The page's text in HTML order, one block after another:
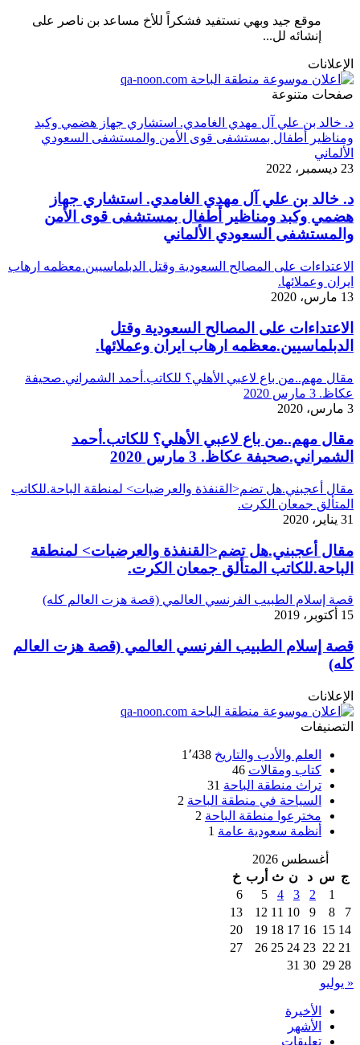
موقع جيد وبهي نستفيد فشكراً للأخ مساعد بن ناصر على
إنشائه لل...
الإعلانات
صفحات متنوعة
د. خالد بن علي آل مهدي الغامدي. استشاري جهاز هضمي وكبد
ومناظير أطفال بمستشفى قوى الأمن والمستشفى السعودي
الألماني
23 ديسمبر، 2022
د. خالد بن علي آل مهدي الغامدي. استشاري جهاز
هضمي وكبد ومناظير أطفال بمستشفى قوى الأمن
والمستشفى السعودي الألماني
الاعتداءات على المصالح السعودية وقتل الدبلماسيين.معظمه ارهاب
ايران وعملائها.
13 مارس، 2020
الاعتداءات على المصالح السعودية وقتل
الدبلماسيين.معظمه ارهاب ايران وعملائها.
مقال مهم..من باع لاعبي الأهلي؟ للكاتب.أحمد الشمراني.صحيفة
عكاظ. 3 مارس 2020
3 مارس، 2020
مقال مهم..من باع لاعبي الأهلي؟ للكاتب.أحمد
الشمراني.صحيفة عكاظ. 3 مارس 2020
مقال أعجبني.هل تضم<القنفذة والعرضيات> لمنطقة الباحة.للكاتب
المتألق جمعان الكرت.
31 يناير، 2020
مقال أعجبني.هل تضم<القنفذة والعرضيات> لمنطقة
الباحة.للكاتب المتألق جمعان الكرت.
قصة إسلام الطبيب الفرنسي العالمي (قصة هزت العالم كله)
15 أكتوبر، 2019
قصة إسلام الطبيب الفرنسي العالمي (قصة هزت العالم
كله)
الإعلانات
التصنيفات
العلم والأدب والتاريخ 1٬438
كتاب ومقالات 46
تراث منطقة الباحة 31
السياحة في منطقة الباحة 2
مخترعوا منطقة الباحة 2
أنظمة سعودية عامة 1
أغسطس 2026
ج س د ن ث أرب خ
1
2
3
4
5
6
7
8
9
10
11
12
13
14
15
16
17
18
19
20
21
22
23
24
25
26
27
28
29
30
31
« يوليو
الأخيرة
الأشهر
تعليقات